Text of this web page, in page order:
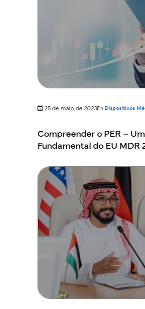
25 de maio de 2023 Dispositivos
Compreender o PER –
Fundamental do EU MDR